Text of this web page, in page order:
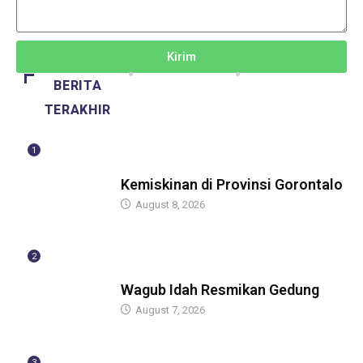
Kirim
BERITA
TERAKHIR
1
Kemiskinan di Provinsi Gorontalo
August 8, 2026
2
Wagub Idah Resmikan Gedung
August 7, 2026